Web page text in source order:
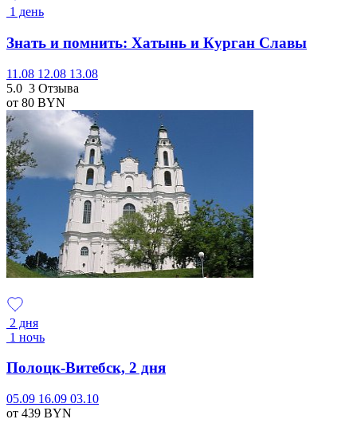
1 день
Знать и помнить: Хатынь и Курган Славы
11.08 12.08 13.08
5.0 3 Отзыва
от 80 BYN
2 дня
1 ночь
Полоцк-Витебск, 2 дня
05.09 16.09 03.10
от 439 BYN